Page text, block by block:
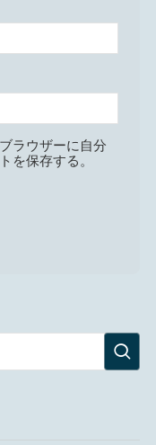
ラウザーに自分
を保存する。